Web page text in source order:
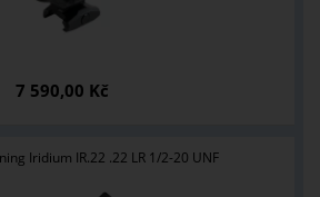
7 590,00 Kč
Iridium IR.22 .22 LR 1/2-20 UNF